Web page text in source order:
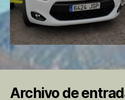
Archivo de